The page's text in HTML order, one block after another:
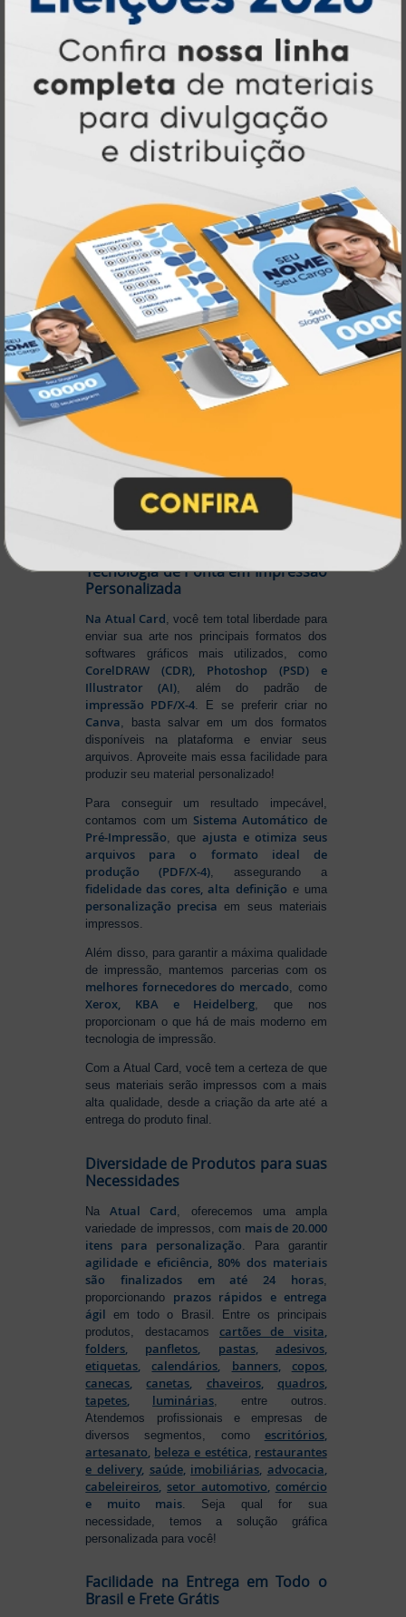
Pioneirismo e Inovação em
Impressão personalizada
Muito antes de termos comográfica online,
impressão sob demanda e web to printse
popularizarem, aAtual Card já estava
transformando o mercado gráfico.
Nascemos digitais e seguimosinovando
continuamente , investindo emtecnologia
produtos personalizados e impressão
online. Tudo isso para ofereceragilidade,
qualidade e soluções inteligentesque
atendem às suas necessidades.
Liderança e Qualidade em
Impressão
Prestes a completar três décadas de
inovação e serviços,
a Atual Card segue
como referência no mercado gráfico e de
personalização online
, oferecendo
impressão digital e offset de alta
completo de produtos personalizados
site intuitivo e fácil de navegar
rápida para todo o Brasil. Tudo foi
projetado para proporcionar
a melhor
experiência de compra e a máxima
satisfação dos nossos clientes.
Tecnologia de Ponta em Impressão
Personalizada
Na Atual Card, você tem total liberdade para
enviar sua arte nos principais formatos dos
softwares gráficos mais utilizados, como
CorelDRAW (CDR), Photoshop (PSD) e
Illustrator (AI), além do padrão de
impressão PDF/X-4. E se preferir criar no
Canva, basta salvar em um dos formatos
disponíveis na plataforma e enviar seus
arquivos. Aproveite mais essa facilidade para
produzir seu material personalizado!
Para conseguir um resultado impecável,
contamos com um Sistema Automático de
Pré-Impressão, queajusta e otimiza seus
arquivos para o formato ideal de
produção (PDF/X-4), assegurando a
fidelidade das cores, alta definição e uma
personalização precisa em seus materiais
impressos.
Além disso, para garantir a máxima qualidade
de impressão, mantemos parcerias com os
melhores fornecedores do mercado, como
Xerox, KBA e Heidelberg, que nos
proporcionam o que há de mais moderno em
tecnologia de impressão.
Com a Atual Card, você tem a certeza de que
seus materiais serão impressos com a mais
alta qualidade, desde a criação da arte até a
entrega do produto final.
Diversidade de Produtos para suas
Necessidades
NaAtual Card , oferecemos uma ampla
variedade de impressos, com mais de 20.000
itens para personalização . Para garantir
agilidade e eficiência, 80% dos materiais
são finalizados em até 24 horas,
proporcionando prazos rápidos e entrega
ágil em todo o Brasil. Entre os principais
produtos, destacamos cartões de visita,
folders, panfletos, pastas, adesivos,
etiquetas,calendários, banners, copos,
canecas,canetas, chaveiros, quadros,
tapetes, luminárias , entre outros.
Atendemos profissionais e empresas de
diversos segmentos, como escritórios,
artesanato, beleza e estética, restaurantes
e delivery, saúde, imobiliárias, advocacia,
cabeleireiros, setor automotivo, comércio
e muito mais . Seja qual for sua
necessidade, temos a solução gráfica
personalizada para você!
Facilidade na Entrega em Todo o
Brasil e Frete Grátis